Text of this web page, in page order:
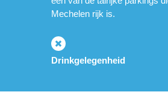
Mechelen rijk is.
Drinkgelegenheid